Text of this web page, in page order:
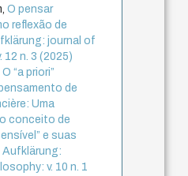
O pensar
reflexão de
journal of
12 n. 3 (2025)
O “a priori”
de
Uma
conceito de
e suas
,Aufklärung:
v. 10 n. 1